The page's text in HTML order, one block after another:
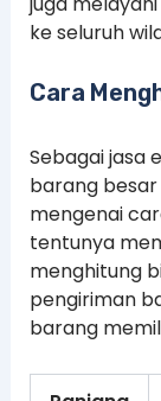
ke seluruh
Cara
Sebagai jasa
barang
mengenai
tentunya
menghitung
pengiriman
barang